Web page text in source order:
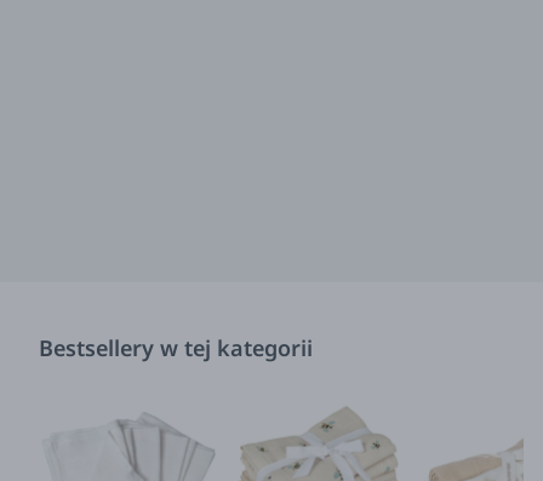
Bestsellery w tej kategorii